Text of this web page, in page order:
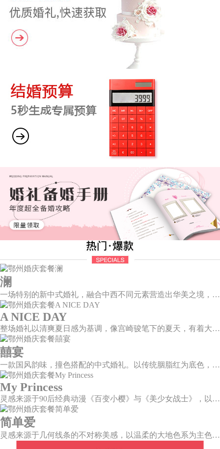
澜
一场特别的新中式婚礼，融合中西不同元素营造出华美之境，有庄严浪漫的西式证婚，也有含蓄深情的中式感恩，从古典到现代，从前世到今生，爱，隽永铭刻。
A NICE DAY
整场婚礼以清爽夏日感为基调，像宫崎骏笔下的夏天，有着大朵大朵像棉花糖似的白云，有蔚蓝蔚蓝的天空和青绿青绿的草地，有着童话世界里干净纯洁的美好，有着日系画风下的治愈感。
囍宴
一款国风韵味，撞色搭配的中式婚礼。以传统胭脂红为底色，黛蓝色花鸟点缀其中，热情的红色和低调的古风书画色相辅相成。
My Princess
灵感来源于90后经典动漫《百变小樱》与《美少女战士》，以柔美梦幻的马卡龙色系为主色调，融合精灵萌宠与星星魔法阵等元素，为遗落凡间的公主搭建一个召唤王子的舞台。
简单爱
灵感来源于几何线条的不对称美感，以温柔的大地色系为主色调，空间上，利用几何线条进行完美切割，配以柔和色系的花艺点缀，构造了一个温馨柔和、清新复古的空间。